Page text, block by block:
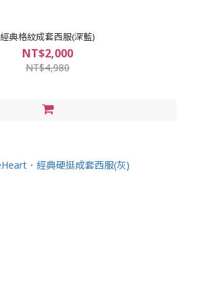
經典格紋成套西服(深藍)
NT$2,000
NT$4,980